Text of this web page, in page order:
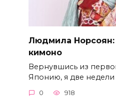
Людмила
кимоно
Вернувшись из
Японию, я две недели
0 918